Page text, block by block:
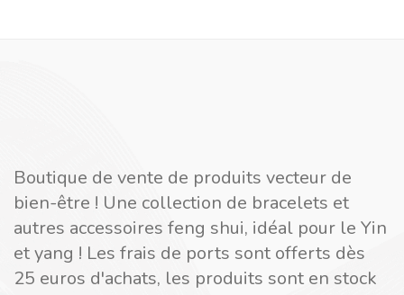
Boutique de vente de produits vecteur de
bien-être ! Une collection de bracelets et
autres accessoires feng shui, idéal pour le Yin
et yang ! Les frais de ports sont offerts dès
25 euros d'achats, les produits sont en stock